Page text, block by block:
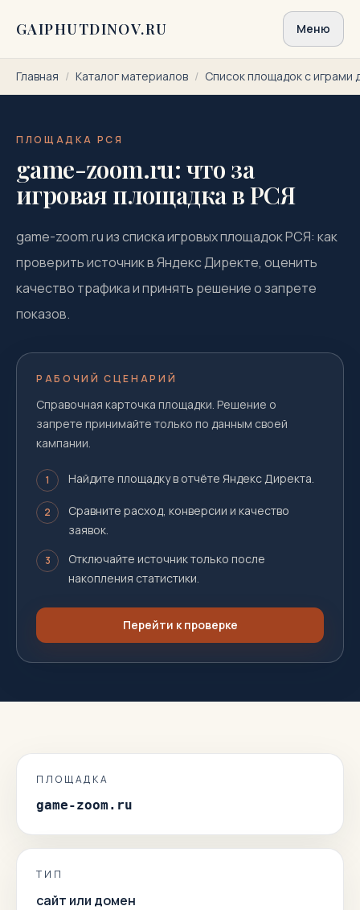
GAIPHUTDINOV.RU Меню
Главная / Каталог материалов / Список площадок с играми
ПЛОЩАДКА РСЯ
game-zoom.ru: что за
игровая площадка в РСЯ
game-zoom.ru из списка игровых площадок РСЯ: как
проверить источник в Яндекс Директе, оценить
качество трафика и принять решение о запрете
показов.
РАБОЧИЙ СЦЕНАРИЙ
Справочная карточка площадки. Решение о
запрете принимайте только по данным своей
кампании.
1 Найдите площадку в отчёте Яндекс Директа.
2
Сравните расход, конверсии и качество
заявок.
3
Отключайте источник только после
накопления статистики.
Перейти к проверке
ПЛОЩАДКА
game-zoom.ru
ТИП
сайт или домен